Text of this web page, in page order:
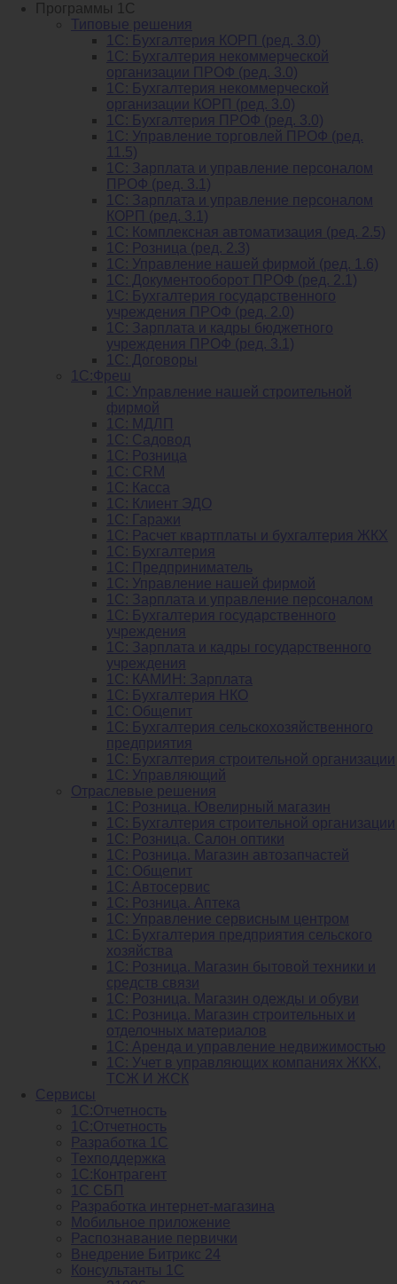
Программы 1С
Типовые решения
1C: Бухгалтерия КОРП (ред. 3.0)
1С: Бухгалтерия некоммерческой
организации ПРОФ (ред. 3.0)
1С: Бухгалтерия некоммерческой
организации КОРП (ред. 3.0)
1C: Бухгалтерия ПРОФ (ред. 3.0)
1C: Управление торговлей ПРОФ (ред.
11.5)
1C: Зарплата и управление персоналом
ПРОФ (ред. 3.1)
1C: Зарплата и управление персоналом
КОРП (ред. 3.1)
1C: Комплексная автоматизация (ред. 2.5)
1С: Розница (ред. 2.3)
1С: Управление нашей фирмой (ред. 1.6)
1С: Документооборот ПРОФ (ред. 2.1)
1C: Бухгалтерия государственного
учреждения ПРОФ (ред. 2.0)
1C: Зарплата и кадры бюджетного
учреждения ПРОФ (ред. 3.1)
1С: Договоры
1С:Фреш
1С: Управление нашей строительной
фирмой
1С: МДЛП
1С: Садовод
1С: Розница
1C: CRM
1C: Касса
1С: Клиент ЭДО
1С: Гаражи
1C: Расчет квартплаты и бухгалтерия ЖКХ
1C: Бухгалтерия
1C: Предприниматель
1C: Управление нашей фирмой
1C: Зарплата и управление персоналом
1C: Бухгалтерия государственного
учреждения
1C: Зарплата и кадры государственного
учреждения
1C: КАМИН: Зарплата
1C: Бухгалтерия НКО
1С: Общепит
1С: Бухгалтерия сельскохозяйст­венного
предприятия
1С: Бухгалтерия строительной организации
1С: Управляющий
Отраслевые решения
1С: Розница. Ювелирный магазин
1С: Бухгалтерия строительной организации
1С: Розница. Салон оптики
1С: Розница. Магазин автозапчастей
1C: Общепит
1С: Автосервис
1С: Розница. Аптека
1С: Управление сервисным центром
1С: Бухгалтерия предприятия сельского
хозяйства
1С: Розница. Магазин бытовой техники и
средств связи
1С: Розница. Магазин одежды и обуви
1С: Розница. Магазин строительных и
отделочных материалов
1С: Аренда и управление недвижимостью
1C: Учет в управляющих компаниях ЖКХ,
ТСЖ И ЖСК
Сервисы
1С:Отчетность
1С:Отчетность
Разработка 1С
Техподдержка
1С:Контрагент
1С СБП
Разработка интернет-магазина
Мобильное приложение
Распознавание первички
Внедрение Битрикс 24
Консультанты 1С